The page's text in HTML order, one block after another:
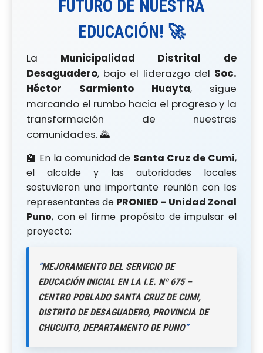
FUTURO DE NUESTRA
EDUCACIÓN! 🚀
La Municipalidad Distrital de
Desaguadero, bajo el liderazgo del Soc.
Héctor Sarmiento Huayta, sigue
marcando el rumbo hacia el progreso y la
transformación de nuestras
comunidades. 🌄
🏫 En la comunidad de Santa Cruz de Cumi,
el alcalde y las autoridades locales
sostuvieron una importante reunión con los
representantes de PRONIED – Unidad Zonal
Puno, con el firme propósito de impulsar el
proyecto:
“MEJORAMIENTO DEL SERVICIO DE
EDUCACIÓN INICIAL EN LA I.E. Nº 675 –
CENTRO POBLADO SANTA CRUZ DE CUMI,
DISTRITO DE DESAGUADERO, PROVINCIA DE
CHUCUITO, DEPARTAMENTO DE PUNO”